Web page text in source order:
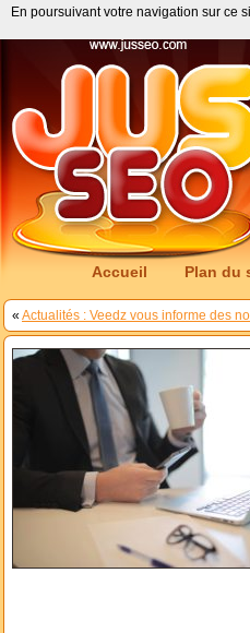
Accueil Plan du
« Actualités : Veedz vous informe des
En poursuivant votre navigation sur ce